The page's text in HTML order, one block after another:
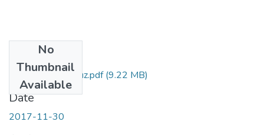
No
Thumbnail
Available
guouraru-guendouz.pdf(9.22 MB)
Date
2017-11-30